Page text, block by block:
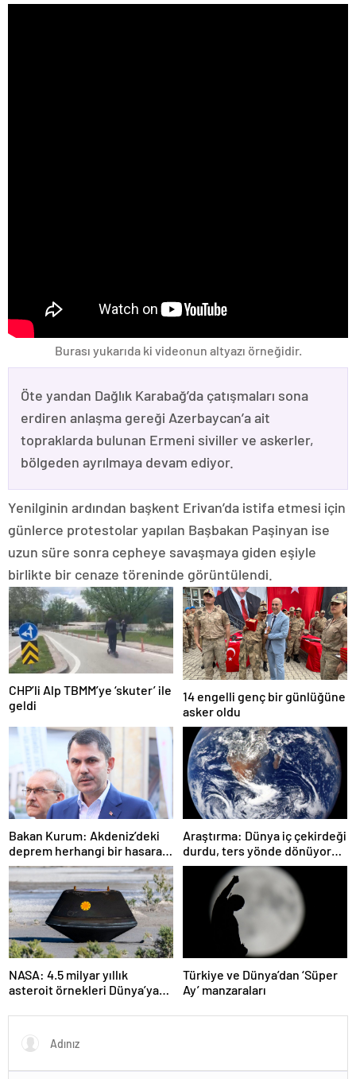
Burası yukarıda ki videonun altyazı örneğidir.
Öte yandan Dağlık Karabağ’da çatışmaları sona
erdiren anlaşma gereği Azerbaycan’a ait
topraklarda bulunan Ermeni siviller ve askerler,
bölgeden ayrılmaya devam ediyor.
Yenilginin ardından başkent Erivan’da istifa etmesi için
günlerce protestolar yapılan Başbakan Paşinyan ise
uzun süre sonra cepheye savaşmaya giden eşiyle
birlikte bir cenaze töreninde görüntülendi.
CHP’li Alp TBMM’ye ‘skuter’ ile
geldi
14 engelli genç bir günlüğüne
asker oldu
Bakan Kurum: Akdeniz’deki
deprem herhangi bir hasara
neden olmadı
Araştırma: Dünya iç çekirdeği
durdu, ters yönde dönüyor
olabilir
NASA: 4.5 milyar yıllık
asteroit örnekleri Dünya’ya
başlangıcına ışık tutabilir
Türkiye ve Dünya’dan ‘Süper
Ay’ manzaraları